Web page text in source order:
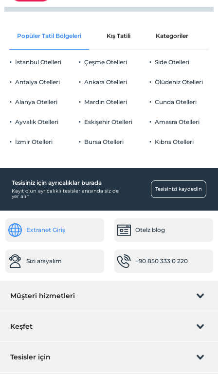
Popüler Tatil Bölgeleri Kış Tatili Kategoriler
İstanbul Otelleri
Antalya Otelleri
Alanya Otelleri
Ayvalık Otelleri
İzmir Otelleri
Çeşme Otelleri
Ankara Otelleri
Mardin Otelleri
Eskişehir Otelleri
Bursa Otelleri
Side Otelleri
Ölüdeniz Otelleri
Cunda Otelleri
Amasra Otelleri
Kıbrıs Otelleri
Tesisiniz için ayrıcalıklar burada
Kayıt olun ayrıcalıklı tesisler arasında siz de
yer alın
Tesisinizi kaydedin
Extranet Giriş Otelz blog
Sizi arayalım +90 850 333 0 220
Müşteri hizmetleri
Rezervasyon yönet
Keşfet
Hediye Kart
Tesisler için